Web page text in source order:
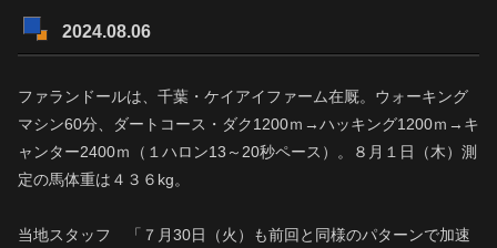
2024.08.06
ファランドールは、千葉・ケイアイファーム在厩。ウォーキング
マシン60分、ダートコース・ダク1200ｍ→ハッキング1200ｍ→キ
ャンター2400ｍ（１ハロン13～20秒ペース）。８月１日（木）測
定の馬体重は４３６kg。
当地スタッフ 「７月30日（火）も前回と同様のパターンで加速